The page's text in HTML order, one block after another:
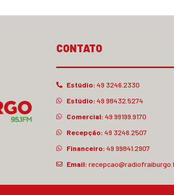
CONTATO
Estúdio: 49 3246.2330
Estúdio: 49 98432.5274
Comercial: 49 99199.9170
Recepção: 49 3246.2507
Financeiro: 49 99841.2907
Email: